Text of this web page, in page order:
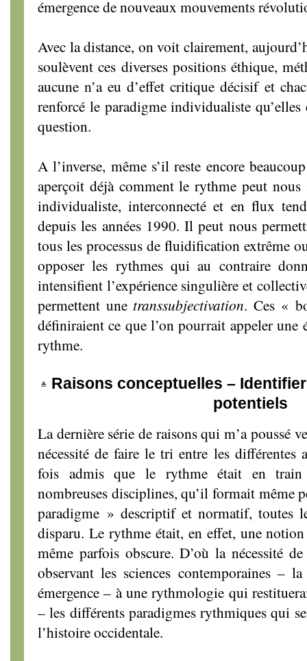
émergence de nouveaux mouvements
Avec la distance, on voit clairement,
soulèvent ces diverses positions éthique,
aucune n’a eu d’effet critique décisif et
renforcé le paradigme individualiste qu’elles
question.
A l’inverse, même s’il reste encore
aperçoit déjà comment le rythme peut
individualiste, interconnecté et en flux
depuis les années 1990. Il peut nous
tous les processus de fluidification extrême
opposer les rythmes qui au contraire
intensifient l’expérience singulière et
permettent une transsubjectivation. Ces «
définiraient ce que l’on pourrait appeler
rythme.
Raisons conceptuelles –
potentiels
La dernière série de raisons qui m’a poussé
nécessité de faire le tri entre les différentes
fois admis que le rythme était en train
nombreuses disciplines, qu’il formait même
paradigme » descriptif et normatif, toutes
disparu. Le rythme était, en effet, une
même parfois obscure. D’où la nécessité
observant les sciences contemporaines –
émergence – à une rythmologie qui
– les différents paradigmes rythmiques qui
l’histoire occidentale.